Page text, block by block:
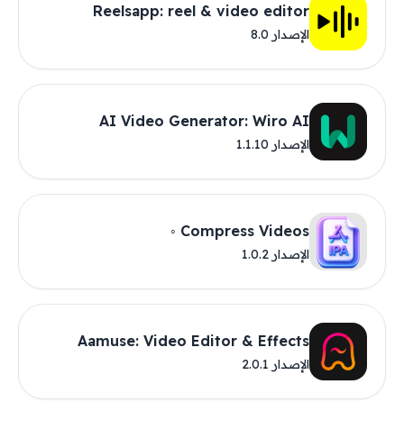
Reelsapp: reel & video editor
الإصدار 8.0
AI Video Generator: Wiro AI
الإصدار 1.1.10
Compress Videos ◦
الإصدار 1.0.2
Aamuse: Video Editor & Effects
الإصدار 2.0.1